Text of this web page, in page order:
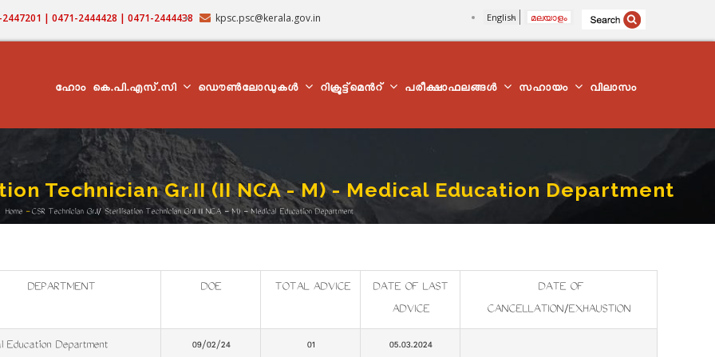
| 0471-2444428 | 0471-2444438 kpsc.psc@kerala.gov.in English മലയാളം
NAVIGATION
ഹോം കെ.പി.എസ്.സി ഡൌൺലോഡുകൾ റിക്രൂട്ട്മെന്‍റ് പരീക്ഷാഫലങ്ങൾ സഹായം വിലാസം
Technician Gr.II (II NCA - M) - Medical Education Department
Breadcrumb
Home - CSR Technician Gr.II/ Sterilisation Technician Gr.II (II NCA - M) - Medical Education Department
DEPARTMENT DOE TOTAL ADVICE
DATE OF LAST
ADVICE
DATE OF
CANCELLATION/EXHAUSTION
Education Department 09/02/24 01 05.03.2024